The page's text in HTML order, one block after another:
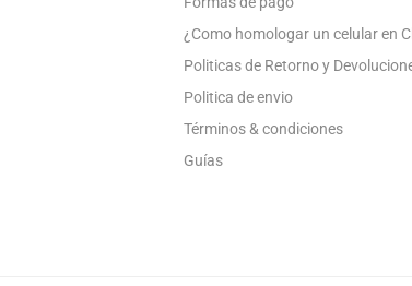
¿Como homologar un celular en
Politicas de Retorno y
Politica de envio
Términos & condiciones
Guías